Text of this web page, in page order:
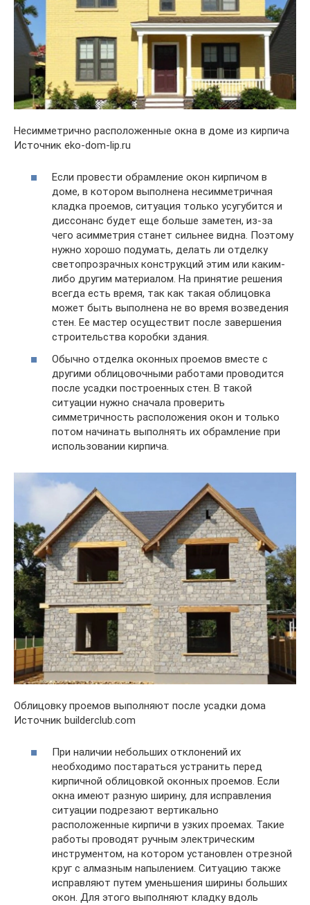
Несимметрично расположенные окна в доме из кирпича
Источник eko-dom-lip.ru
Если провести обрамление окон кирпичом в
доме, в котором выполнена несимметричная
кладка проемов, ситуация только усугубится и
диссонанс будет еще больше заметен, из-за
чего асимметрия станет сильнее видна. Поэтому
нужно хорошо подумать, делать ли отделку
светопрозрачных конструкций этим или каким-
либо другим материалом. На принятие решения
всегда есть время, так как такая облицовка
может быть выполнена не во время возведения
стен. Ее мастер осуществит после завершения
строительства коробки здания.
Обычно отделка оконных проемов вместе с
другими облицовочными работами проводится
после усадки построенных стен. В такой
ситуации нужно сначала проверить
симметричность расположения окон и только
потом начинать выполнять их обрамление при
использовании кирпича.
Облицовку проемов выполняют после усадки дома
Источник builderclub.com
При наличии небольших отклонений их
необходимо постараться устранить перед
кирпичной облицовкой оконных проемов. Если
окна имеют разную ширину, для исправления
ситуации подрезают вертикально
расположенные кирпичи в узких проемах. Такие
работы проводят ручным электрическим
инструментом, на котором установлен отрезной
круг с алмазным напылением. Ситуацию также
исправляют путем уменьшения ширины больших
окон. Для этого выполняют кладку вдоль